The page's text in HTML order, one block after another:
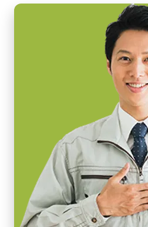
外形寸法 高さx幅x奥行
29 x 29 x 41.5 mm
映像信号出力
外形寸法：43(W) ｘ 30(H) ｘ 112（
質量：285g/277g ケーブル長：2.0m
出力コネクタB / F（型番）
MP-43 三脚マウン
三脚マウント プレート MP-43はGo
固定用 M3スクリューネジ付属
Download 2D CAD drawing.
USB-3 Visionケー